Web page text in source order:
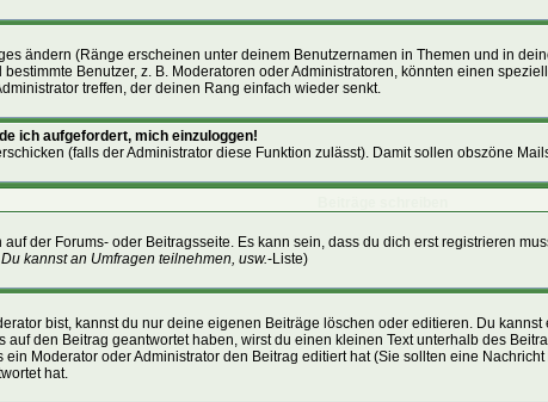
ändern (Ränge erscheinen unter deinem Benutzernamen in Themen und in
Benutzer, z. B. Moderatoren oder Administratoren, könnten einen
treffen, der deinen Rang einfach wieder senkt.
ich aufgefordert, mich einzuloggen!
(falls der Administrator diese Funktion zulässt). Damit sollen obszöne
der Forums- oder Beitragsseite. Es kann sein, dass du dich erst registrieren
kannst an Umfragen teilnehmen, usw.-Liste)
bist, kannst du nur deine eigenen Beiträge löschen oder editieren. Du
den Beitrag geantwortet haben, wirst du einen kleinen Text unterhalb des
Moderator oder Administrator den Beitrag editiert hat (Sie sollten eine
hat.